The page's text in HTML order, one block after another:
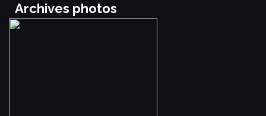
Archives photos